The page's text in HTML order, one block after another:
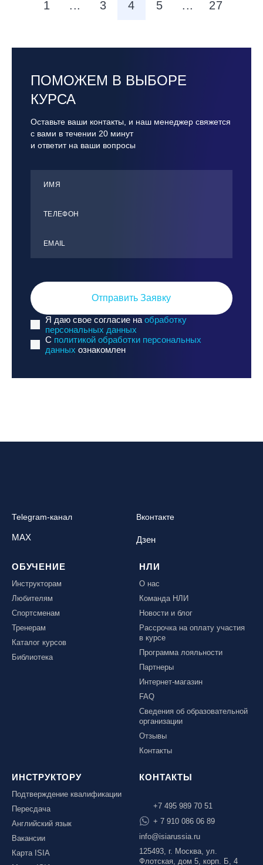
1 ... 3 4 5 ... 27
ПОМОЖЕМ В ВЫБОРЕ
КУРСА
Оставьте ваши контакты, и наш менеджер свяжется
с вами в течении 20 минут
и ответит на ваши вопросы
ИМЯ
ТЕЛЕФОН
ЕMАIL
Отправить Заявку
Я даю свое согласие на обработку
персональных данных
C политикой обработки персональных
данных ознакомлен
Telegram-канал Вконтакте
MAX Дзен
ОБУЧЕНИЕ
Инструкторам
Любителям
Спортсменам
Тренерам
Каталог курсов
Библиотека
НЛИ
О нас
Команда НЛИ
Новости и блог
Рассрочка на оплату участия
в курсе
Программа лояльности
Партнеры
Интернет-магазин
FAQ
Сведения об образовательной
организации
Отзывы
Контакты
ИНСТРУКТОРУ
Подтверждение квалификации
Пересдача
Английский язык
Вакансии
Карта ISIA
КОНТАКТЫ
+7 495 989 70 51
+ 7 910 086 06 89
info@isiarussia.ru
125493, г. Москва, ул.
Флотская, дом 5, корп. Б, 4